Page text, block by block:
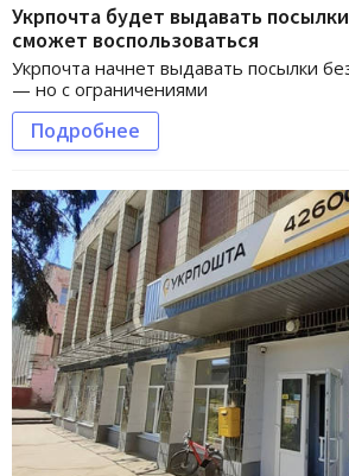
Укрпочта будет выдавать
сможет воспользоваться
Укрпочта начнет выдавать посылки
— но с ограничениями
Подробнее